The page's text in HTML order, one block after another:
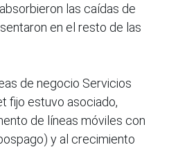
las caídas de
en el resto de las
de negocio Servicios
fijo estuvo asociado,
de líneas móviles con
y al crecimiento